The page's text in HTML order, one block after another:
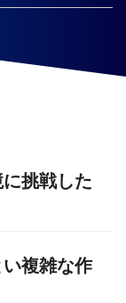
挑戦した
複雑な作